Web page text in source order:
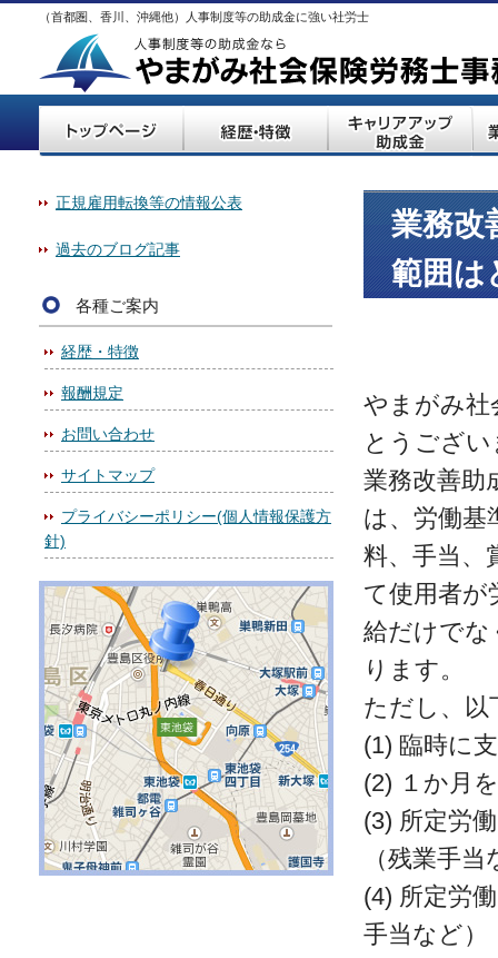
（首都圏、香川、沖縄他）人事制度等の助成金に強い社労士
業務改
範囲は
やまがみ社
とうござ
業務改善助
は、労働基
料、手当、
て使用者が
給だけでな
ります。
ただし、以
(1) 臨時に
(2) １か月
(3) 所定労
（残業手
(4) 所定労
手当など）
正規雇用転換等の情報公表
過去のブログ記事
各種ご案内
経歴・特徴
報酬規定
お問い合わせ
サイトマップ
プライバシーポリシー(個人情報保護方
針)